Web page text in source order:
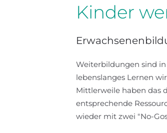
Kinder
Weiterbildungen sind
lebenslanges Lernen
Mittlerweile haben das
entsprechende
wieder mit zwei "No-